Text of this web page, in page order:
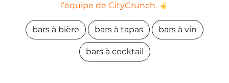
l’équipe de CityCrunch.
bars à bière bars à tapas bars à vin
bars à cocktail